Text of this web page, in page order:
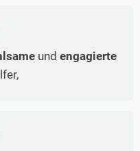
und engagierte